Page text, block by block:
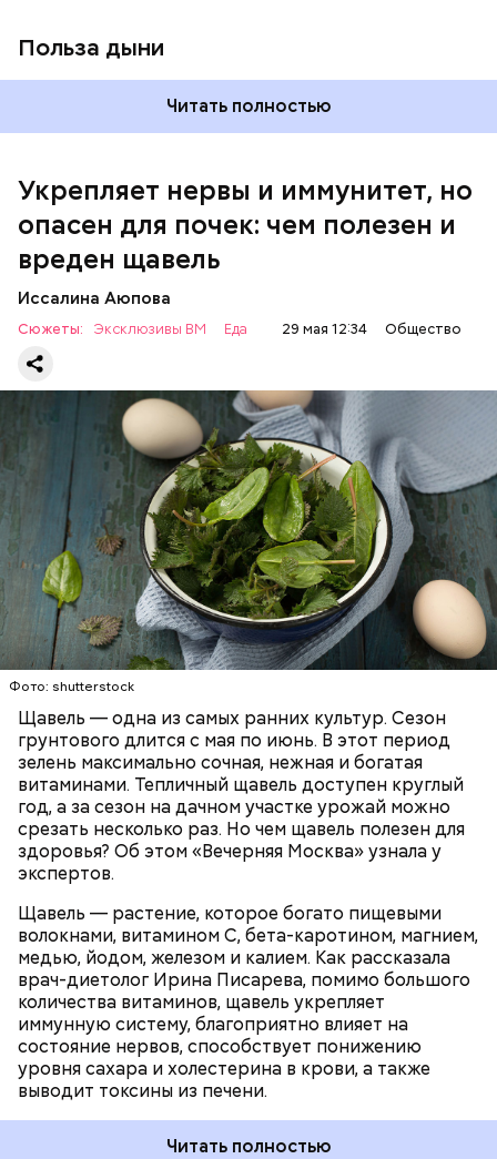
Польза дыни
Читать полностью
Укрепляет нервы и иммунитет, но
опасен для почек: чем полезен и
вреден щавель
Иссалина Аюпова
Сюжеты: Эксклюзивы ВМ Еда 29 мая 12:34 Общество
Фото: shutterstock
Щавель — одна из самых ранних культур. Сезон
грунтового длится с мая по июнь. В этот период
зелень максимально сочная, нежная и богатая
витаминами. Тепличный щавель доступен круглый
год, а за сезон на дачном участке урожай можно
срезать несколько раз. Но чем щавель полезен для
здоровья? Об этом «Вечерняя Москва» узнала у
экспертов.
Щавель — растение, которое богато пищевыми
волокнами, витамином С, бета-каротином, магнием,
медью, йодом, железом и калием. Как рассказала
врач-диетолог Ирина Писарева, помимо большого
количества витаминов, щавель укрепляет
иммунную систему, благоприятно влияет на
состояние нервов, способствует понижению
уровня сахара и холестерина в крови, а также
выводит токсины из печени.
Опасность же щавеля состоит в том, что он
содержит большое количество щавелевой кислоты,
которая может способствовать образованию
— Если человек уже болеет мочекаменной
болезнью, щавель ему не рекомендуется. При
артрите, гастрите, холецистите, синдроме
раздраженного кишечника, язвах и панкреатите
продукт тоже лучше исключить из рациона, —
предупредила врач. — Он может привести к
повышению кислотности желудка и раздражать
слизистые оболочки.
Читать полностью
ЗДОРОВЬЕ ВРАЧИ
РАСТЕНИЯ
ПРОДУКТЫ